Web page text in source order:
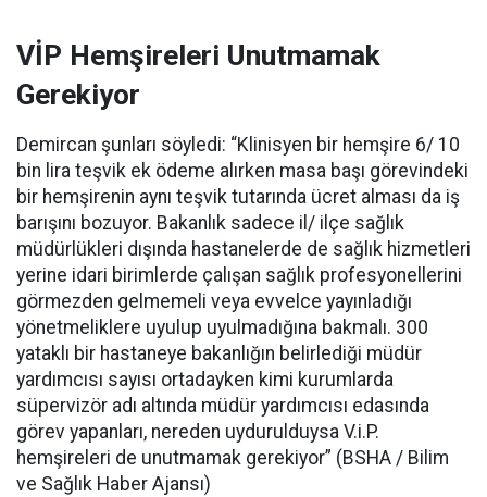
VİP Hemşireleri Unutmamak
Gerekiyor
Demircan şunları söyledi: “Klinisyen bir hemşire 6/ 10
bin lira teşvik ek ödeme alırken masa başı görevindeki
bir hemşirenin aynı teşvik tutarında ücret alması da iş
barışını bozuyor. Bakanlık sadece il/ ilçe sağlık
müdürlükleri dışında hastanelerde de sağlık hizmetleri
yerine idari birimlerde çalışan sağlık profesyonellerini
görmezden gelmemeli veya evvelce yayınladığı
yönetmeliklere uyulup uyulmadığına bakmalı. 300
yataklı bir hastaneye bakanlığın belirlediği müdür
yardımcısı sayısı ortadayken kimi kurumlarda
süpervizör adı altında müdür yardımcısı edasında
görev yapanları, nereden uydurulduysa V.i.P.
hemşireleri de unutmamak gerekiyor” (BSHA / Bilim
ve Sağlık Haber Ajansı)